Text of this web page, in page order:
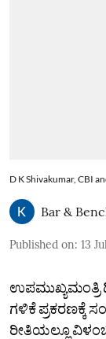
D K Shivakumar, CBI
Bar &
Published on: 13
ಉಪಮುಖ್ಯಮಂತ್ರಿ
ಗಳಿಕೆ ಪ್ರಕರಣಕ್ಕೆ
ರೀತಿಯಲ್ಲೂ